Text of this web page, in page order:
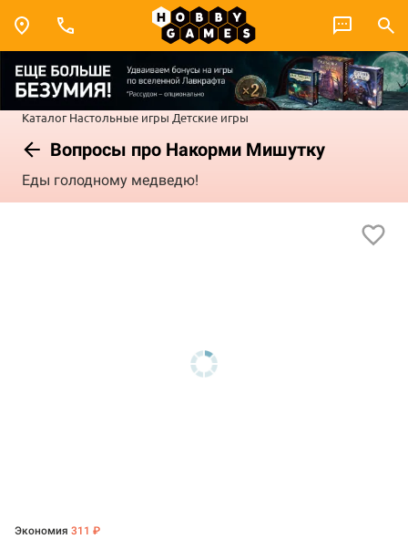
Каталог Настольные игры Детские игры
Вопросы про Накорми Мишутку
Еды голодному медведю!
Экономия 311 ₽